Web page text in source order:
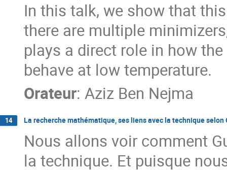
In this talk, we show that
there are multiple
plays a direct role in how
behave at low temperature.
Orateur: Aziz Ben Nejma
14 La recherche mathématique, ses liens avec la technique selon
Nous allons voir comment
la technique. Et puisque